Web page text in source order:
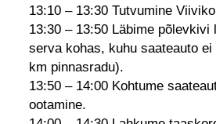
13:10 – 13:30 Tutvumine
13:30 – 13:50 Läbime
serva kohas, kuhu saateauto
km pinnasradu).
13:50 – 14:00 Kohtume
ootamine.